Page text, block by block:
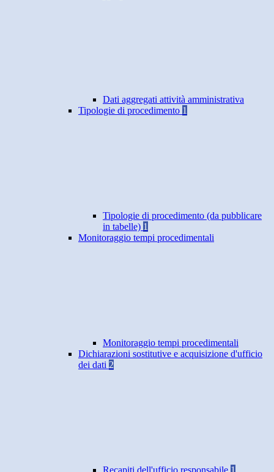
Dati aggregati attività amministrativa
Tipologie di procedimento 1
Tipologie di procedimento (da pubblicare
in tabelle) 1
Monitoraggio tempi procedimentali
Monitoraggio tempi procedimentali
Dichiarazioni sostitutive e acquisizione d'ufficio
dei dati 2